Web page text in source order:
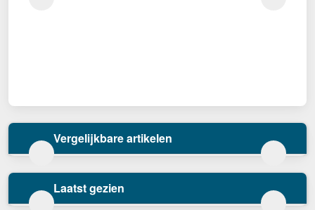
Vergelijkbare artikelen
Laatst gezien